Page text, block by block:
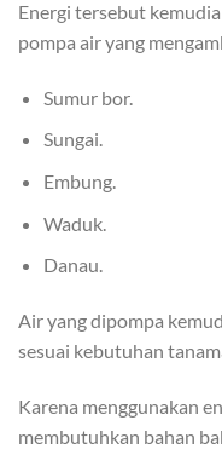
Energi tersebut
pompa air yang
Sumur bor.
Sungai.
Embung.
Waduk.
Danau.
Air yang dipompa
sesuai kebutuhan
Karena menggunakan
membutuhkan bahan